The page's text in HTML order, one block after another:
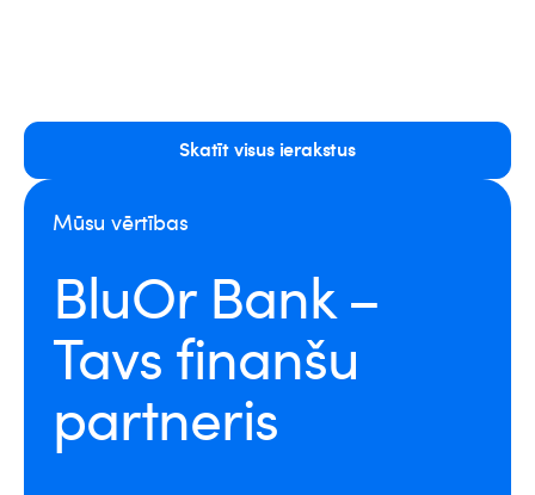
Skatīt visus ierakstus
Mūsu vērtības
BluOr Bank –
Tavs finanšu
partneris